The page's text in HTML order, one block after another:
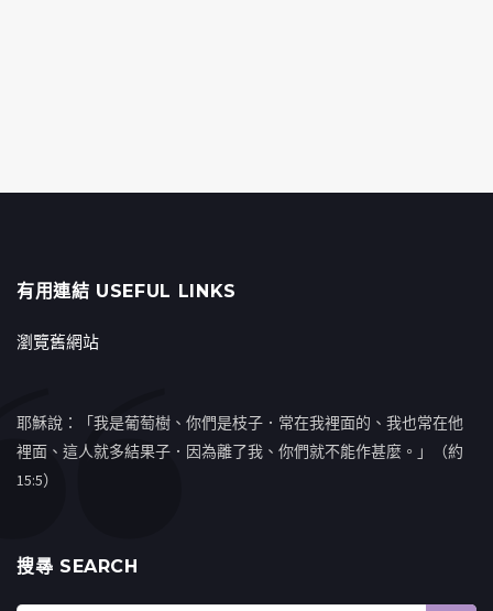
有用連結 USEFUL LINKS
瀏覽舊網站
耶穌說：「我是葡萄樹、你們是枝子．常在我裡面的、我也常在他
裡面、這人就多結果子．因為離了我、你們就不能作甚麼。」（約
15:5）
搜㝷 SEARCH